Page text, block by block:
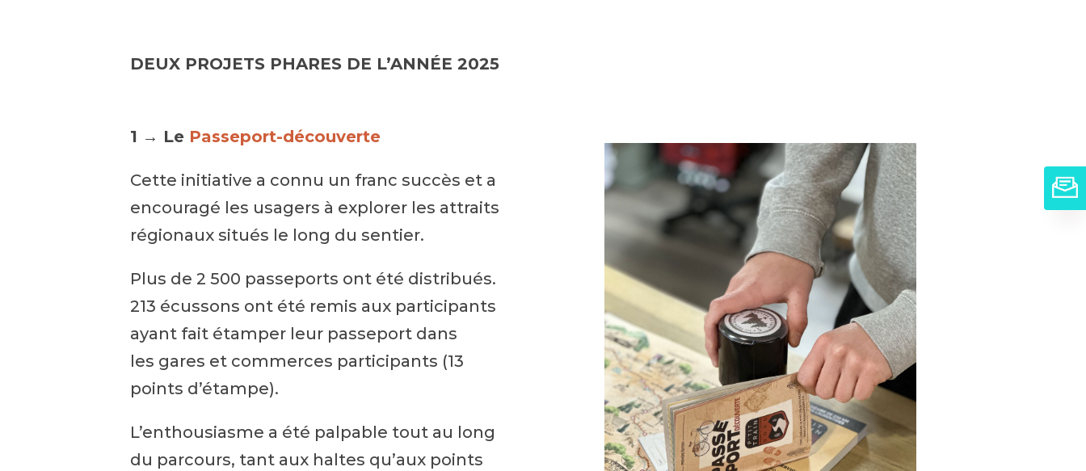
DEUX PROJETS PHARES DE L’ANNÉE 2025
1 → Le Passeport-découverte
Cette initiative a connu un franc succès et a
encouragé les usagers à explorer les attraits
régionaux situés le long du sentier.
Plus de 2 500 passeports ont été distribués.
213 écussons ont été remis aux participants
ayant fait étamper leur passeport dans
les gares et commerces participants (13
points d’étampe).
L’enthousiasme a été palpable tout au long
du parcours, tant aux haltes qu’aux points